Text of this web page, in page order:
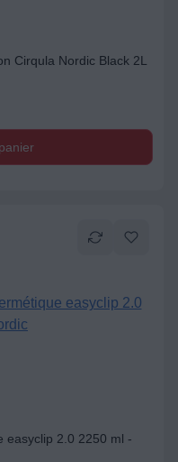
Cirqula Nordic Black 2L
easyclip 2.0 2250 ml -